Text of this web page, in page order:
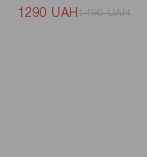
1290 UAH 1490 UAH